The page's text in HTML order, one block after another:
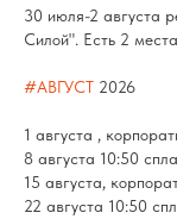
30 июля-2 августа
Силой". Есть 2
#АВГУСТ 2026
1 августа ,
8 августа 10:50
15 августа,
22 августа 10:50